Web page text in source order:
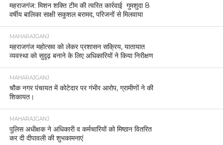
महराजगंज: मिशन शक्ति टीम की त्वरित कार्रवाई गुमशुदा 8
वर्षीय बालिका साक्षी सकुशल बरामद, परिजनों से मिलवाया
MAHARAJGANJ
महराजगंज महोत्सव को लेकर प्रशासन सक्रिय, यातायात
व्यवस्था को सुदृढ़ बनाने के लिए अधिकारियों ने किया निरीक्षण
MAHARAJGANJ
चौक नगर पंचायत में कोटेदार पर गंभीर आरोप, ग्रामीणों ने की
शिकायत।
MAHARAJGANJ
पुलिस अधीक्षक ने अधिकारी व कर्मचारियों को मिष्ठान वितरित
कर दी दीपावली की शुभकामनाएं